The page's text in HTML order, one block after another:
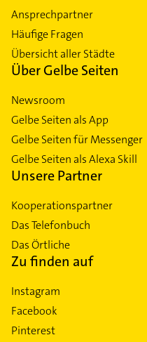
Ansprechpartner
Häufige Fragen
Übersicht aller Städte
Über Gelbe Seiten
Newsroom
Gelbe Seiten als App
Gelbe Seiten für Messenger
Gelbe Seiten als Alexa Skill
Unsere Partner
Kooperationspartner
Das Telefonbuch
Das Örtliche
Zu finden auf
Instagram
Facebook
Pinterest